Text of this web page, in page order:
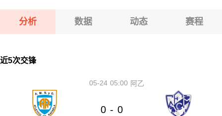
08-12 【亚冠二级】 阿卡达格VSFC果阿
分析 数据 动态 赛程
近5次交锋
05:00
05-24 阿乙
0 - 0